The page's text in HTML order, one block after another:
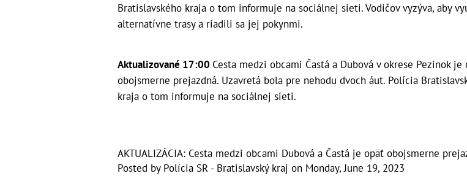
Bratislavského kraja o tom informuje na sociálnej sieti. Vodičov vyzýva, aby
alternatívne trasy a riadili sa jej pokynmi.
Aktualizované 17:00 Cesta medzi obcami Častá a Dubová v okrese Pezinok je
obojsmerne prejazdná. Uzavretá bola pre nehodu dvoch áut. Polícia
kraja o tom informuje na sociálnej sieti.
AKTUALIZÁCIA: Cesta medzi obcami Dubová a Častá je opäť obojsmerne
Posted by Polícia SR - Bratislavský kraj on Monday, June 19, 2023